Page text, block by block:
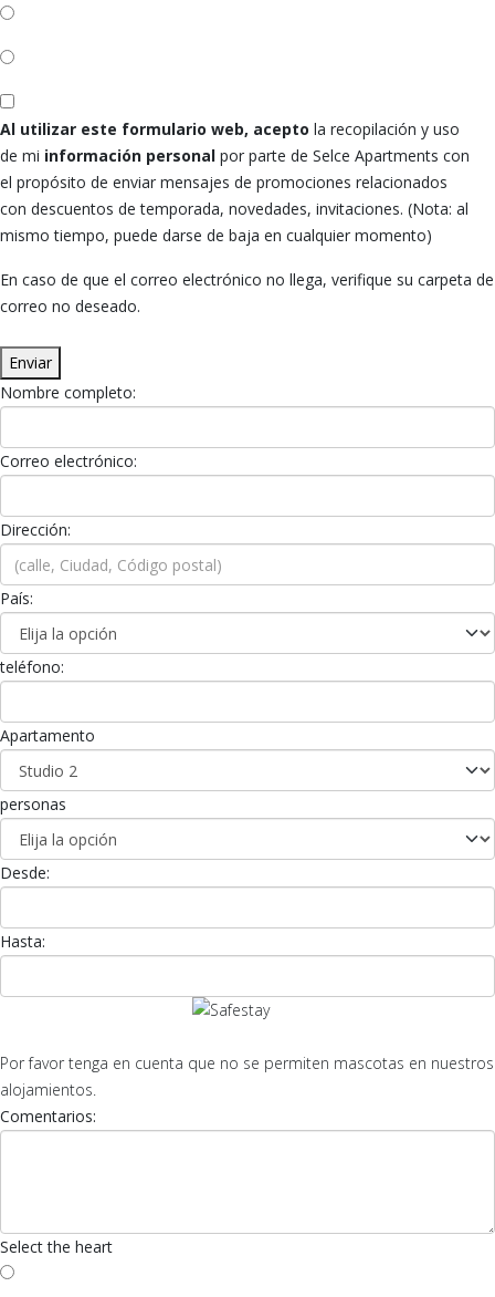
Al utilizar este formulario web, acepto la recopilación y uso
de mi información personal por parte de Selce Apartments con
el propósito de enviar mensajes de promociones relacionados
con descuentos de temporada, novedades, invitaciones. (Nota: al
mismo tiempo, puede darse de baja en cualquier momento)
En caso de que el correo electrónico no llega, verifique su carpeta de
correo no deseado.
Enviar
Nombre completo:
Correo electrónico:
Dirección:
País:
teléfono:
Apartamento
personas
Desde:
Hasta:
Por favor tenga en cuenta que no se permiten mascotas en nuestros
alojamientos.
Comentarios:
Select the heart